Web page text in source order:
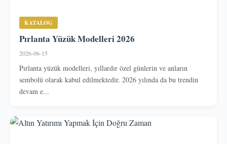
KATALOG
Pırlanta Yüzük Modelleri 2026
2026-06-15
Pırlanta yüzük modelleri, yıllardır özel günlerin ve anların
sembolü olarak kabul edilmektedir. 2026 yılında da bu trendin
devam e...